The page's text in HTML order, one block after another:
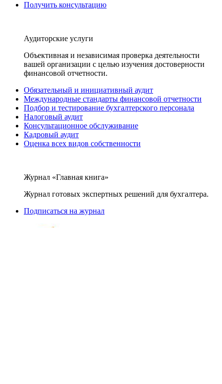
Получить консультацию
Аудиторские услуги
Объективная и независимая проверка деятельности
вашей организации с целью изучения достоверности
финансовой отчетности.
Обязательный и инициативный аудит
Международные стандарты финансовой отчетности
Подбор и тестирование бухгалтерского персонала
Налоговый аудит
Консультационное обслуживание
Кадровый аудит
Оценка всех видов собственности
Журнал «Главная книга»
Журнал готовых экспертных решений для бухгалтера.
Подписаться на журнал